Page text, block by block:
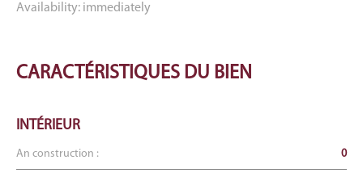
Availability: immediately
CARACTÉRISTIQUES DU BIEN
INTÉRIEUR
An construction : 0